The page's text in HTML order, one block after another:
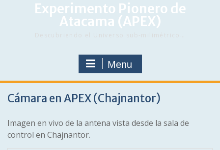
Experimento Pionero de
Atacama (APEX)
Menu
Cámara en APEX (Chajnantor)
Imagen en vivo de la antena vista desde la sala de
control en Chajnantor.